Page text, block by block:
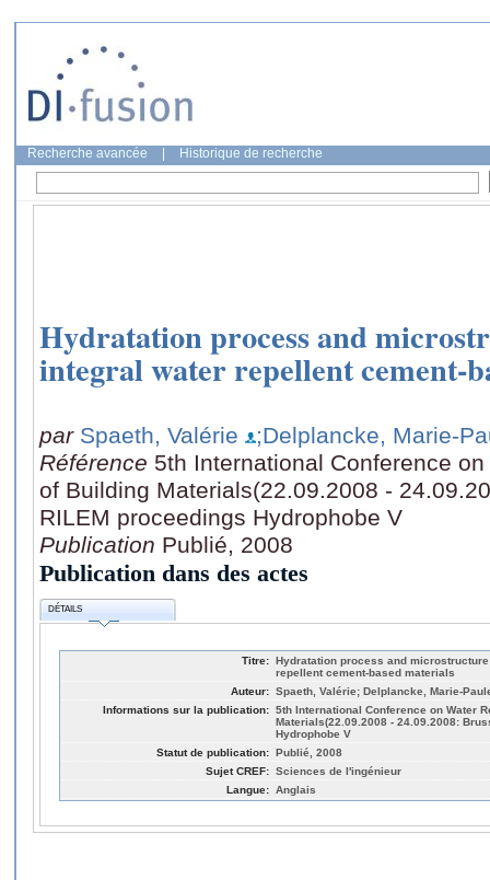
Recherche avancée Historique de recherche
Hydratation process and
integral water repellent cement-
par Spaeth, Valérie
;Delplancke, Marie-
Référence 5th International Conference
of Building Materials(22.09.2008 -
RILEM proceedings Hydrophobe V
Publication Publié, 2008
Publication dans des actes
DÉTAILS
Titre: Hydratation process and
repellent cement-based materials
Auteur: Spaeth, Valérie; Delplancke, Marie-
Informations sur la publication: 5th International Conference on Water
Materials(22.09.2008 - 24.09.2008:
Hydrophobe V
Statut de publication: Publié, 2008
Sujet CREF: Sciences de l'ingénieur
Langue: Anglais